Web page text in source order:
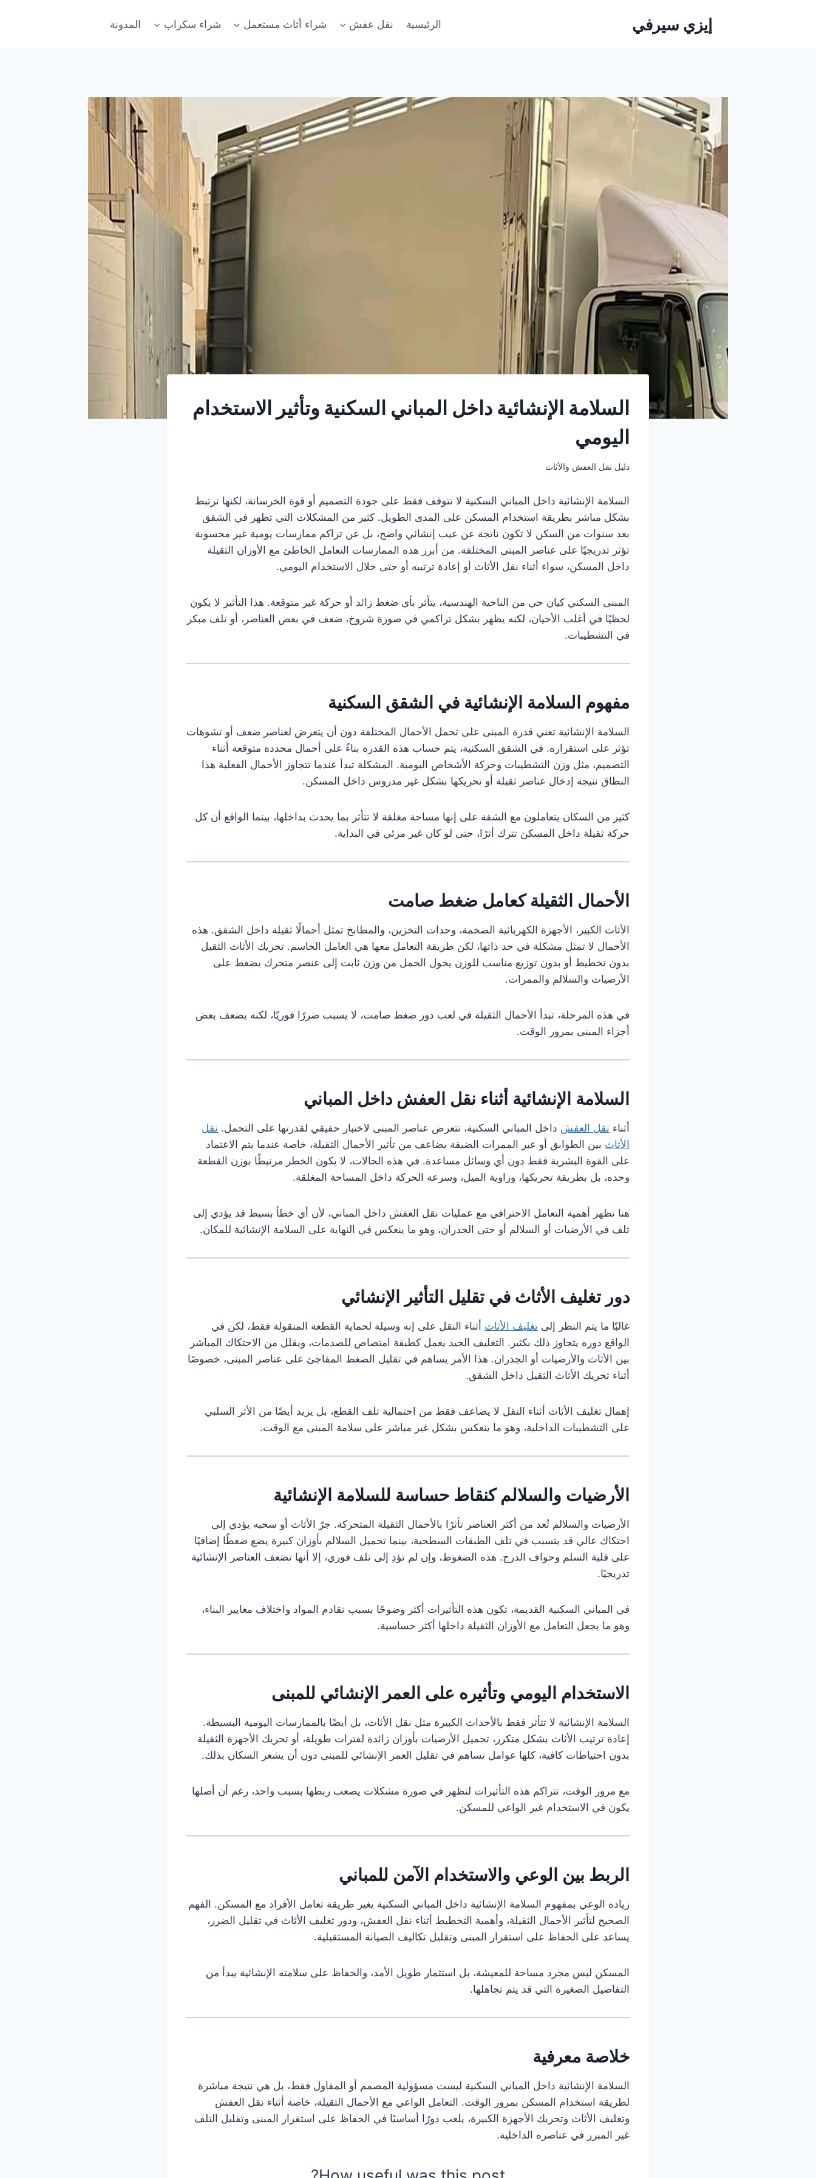
إيزي سيرفي الرئيسية نقل عفش شراء أثاث مستعمل شراء سكراب المدونة
السلامة الإنشائية داخل المباني السكنية وتأثير الاستخدام
اليومي
دليل نقل العفش والأثاث
السلامة الإنشائية داخل المباني السكنية لا تتوقف فقط على جودة التصميم أو قوة الخرسانة، لكنها ترتبط
بشكل مباشر بطريقة استخدام المسكن على المدى الطويل. كثير من المشكلات التي تظهر في الشقق
بعد سنوات من السكن لا تكون ناتجة عن عيب إنشائي واضح، بل عن تراكم ممارسات يومية غير محسوبة
تؤثر تدريجيًا على عناصر المبنى المختلفة. من أبرز هذه الممارسات التعامل الخاطئ مع الأوزان الثقيلة
داخل المسكن، سواء أثناء نقل الأثاث أو إعادة ترتيبه أو حتى خلال الاستخدام اليومي.
المبنى السكني كيان حي من الناحية الهندسية، يتأثر بأي ضغط زائد أو حركة غير متوقعة. هذا التأثير لا يكون
لحظيًا في أغلب الأحيان، لكنه يظهر بشكل تراكمي في صورة شروخ، ضعف في بعض العناصر، أو تلف مبكر
في التشطيبات.
مفهوم السلامة الإنشائية في الشقق السكنية
السلامة الإنشائية تعني قدرة المبنى على تحمل الأحمال المختلفة دون أن يتعرض لعناصر ضعف أو تشوهات
تؤثر على استقراره. في الشقق السكنية، يتم حساب هذه القدرة بناءً على أحمال محددة متوقعة أثناء
التصميم، مثل وزن التشطيبات وحركة الأشخاص اليومية. المشكلة تبدأ عندما تتجاوز الأحمال الفعلية هذا
النطاق نتيجة إدخال عناصر ثقيلة أو تحريكها بشكل غير مدروس داخل المسكن.
كثير من السكان يتعاملون مع الشقة على إنها مساحة مغلقة لا تتأثر بما يحدث بداخلها، بينما الواقع أن كل
حركة ثقيلة داخل المسكن تترك أثرًا، حتى لو كان غير مرئي في البداية.
الأحمال الثقيلة كعامل ضغط صامت
الأثاث الكبير، الأجهزة الكهربائية الضخمة، وحدات التخزين، والمطابخ تمثل أحمالًا ثقيلة داخل الشقق. هذه
الأحمال لا تمثل مشكلة في حد ذاتها، لكن طريقة التعامل معها هي العامل الحاسم. تحريك الأثاث الثقيل
بدون تخطيط أو بدون توزيع مناسب للوزن يحول الحمل من وزن ثابت إلى عنصر متحرك يضغط على
الأرضيات والسلالم والممرات.
في هذه المرحلة، تبدأ الأحمال الثقيلة في لعب دور ضغط صامت، لا يسبب ضررًا فوريًا، لكنه يضعف بعض
أجزاء المبنى بمرور الوقت.
السلامة الإنشائية أثناء نقل العفش داخل المباني
أثناء نقل العفش داخل المباني السكنية، تتعرض عناصر المبنى لاختبار حقيقي لقدرتها على التحمل. نقل
الأثاث بين الطوابق أو عبر الممرات الضيقة يضاعف من تأثير الأحمال الثقيلة، خاصة عندما يتم الاعتماد
على القوة البشرية فقط دون أي وسائل مساعدة. في هذه الحالات، لا يكون الخطر مرتبطًا بوزن القطعة
وحده، بل بطريقة تحريكها، وزاوية الميل، وسرعة الحركة داخل المساحة المغلقة.
هنا تظهر أهمية التعامل الاحترافي مع عمليات نقل العفش داخل المباني، لأن أي خطأ بسيط قد يؤدي إلى
تلف في الأرضيات أو السلالم أو حتى الجدران، وهو ما ينعكس في النهاية على السلامة الإنشائية للمكان.
دور تغليف الأثاث في تقليل التأثير الإنشائي
غالبًا ما يتم النظر إلى تغليف الأثاث أثناء النقل على إنه وسيلة لحماية القطعة المنقولة فقط، لكن في
الواقع دوره يتجاوز ذلك بكثير. التغليف الجيد يعمل كطبقة امتصاص للصدمات، ويقلل من الاحتكاك المباشر
بين الأثاث والأرضيات أو الجدران. هذا الأمر يساهم في تقليل الضغط المفاجئ على عناصر المبنى، خصوصًا
أثناء تحريك الأثاث الثقيل داخل الشقق.
إهمال تغليف الأثاث أثناء النقل لا يضاعف فقط من احتمالية تلف القطع، بل يزيد أيضًا من الأثر السلبي
على التشطيبات الداخلية، وهو ما ينعكس بشكل غير مباشر على سلامة المبنى مع الوقت.
الأرضيات والسلالم كنقاط حساسة للسلامة الإنشائية
الأرضيات والسلالم تُعد من أكثر العناصر تأثرًا بالأحمال الثقيلة المتحركة. جرّ الأثاث أو سحبه يؤدي إلى
احتكاك عالي قد يتسبب في تلف الطبقات السطحية، بينما تحميل السلالم بأوزان كبيرة يضع ضغطًا إضافيًا
على قلبة السلم وحواف الدرج. هذه الضغوط، وإن لم تؤدِ إلى تلف فوري، إلا أنها تضعف العناصر الإنشائية
تدريجيًا.
في المباني السكنية القديمة، تكون هذه التأثيرات أكثر وضوحًا بسبب تقادم المواد واختلاف معايير البناء،
وهو ما يجعل التعامل مع الأوزان الثقيلة داخلها أكثر حساسية.
الاستخدام اليومي وتأثيره على العمر الإنشائي للمبنى
السلامة الإنشائية لا تتأثر فقط بالأحداث الكبيرة مثل نقل الأثاث، بل أيضًا بالممارسات اليومية البسيطة.
إعادة ترتيب الأثاث بشكل متكرر، تحميل الأرضيات بأوزان زائدة لفترات طويلة، أو تحريك الأجهزة الثقيلة
بدون احتياطات كافية، كلها عوامل تساهم في تقليل العمر الإنشائي للمبنى دون أن يشعر السكان بذلك.
مع مرور الوقت، تتراكم هذه التأثيرات لتظهر في صورة مشكلات يصعب ربطها بسبب واحد، رغم أن أصلها
يكون في الاستخدام غير الواعي للمسكن.
الربط بين الوعي والاستخدام الآمن للمباني
زيادة الوعي بمفهوم السلامة الإنشائية داخل المباني السكنية يغير طريقة تعامل الأفراد مع المسكن. الفهم
الصحيح لتأثير الأحمال الثقيلة، وأهمية التخطيط أثناء نقل العفش، ودور تغليف الأثاث في تقليل الضرر،
يساعد على الحفاظ على استقرار المبنى وتقليل تكاليف الصيانة المستقبلية.
المسكن ليس مجرد مساحة للمعيشة، بل استثمار طويل الأمد، والحفاظ على سلامته الإنشائية يبدأ من
التفاصيل الصغيرة التي قد يتم تجاهلها.
خلاصة معرفية
السلامة الإنشائية داخل المباني السكنية ليست مسؤولية المصمم أو المقاول فقط، بل هي نتيجة مباشرة
لطريقة استخدام المسكن بمرور الوقت. التعامل الواعي مع الأحمال الثقيلة، خاصة أثناء نقل العفش
وتغليف الأثاث وتحريك الأجهزة الكبيرة، يلعب دورًا أساسيًا في الحفاظ على استقرار المبنى وتقليل التلف
غير المبرر في عناصره الداخلية.